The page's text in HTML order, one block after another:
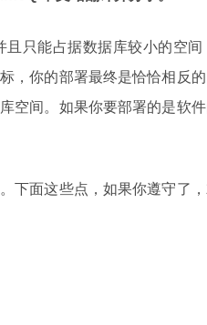
只能占据数据库较小的空
，你的部署最终是恰恰相反
空间。如果你要部署的是软
下面这些点，如果你遵守了